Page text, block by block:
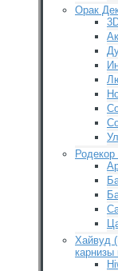
Орак
Родекор
Хайвуд
карнизы